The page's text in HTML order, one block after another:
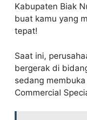
Kabupaten Biak
buat kamu yang
tepat!
Saat ini,
bergerak di
sedang
Commercial